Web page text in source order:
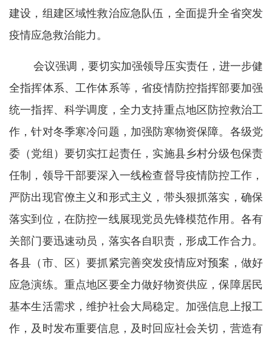
建设，组建区域性救治应急队伍，全面提升全省突发
疫情应急救治能力。
会议强调，要切实加强领导压实责任，进一步健
全指挥体系、工作体系等，省疫情防控指挥部要加强
统一指挥、科学调度，全力支持重点地区防控救治工
作，针对冬季寒冷问题，加强防寒物资保障。各级党
委（党组）要切实扛起责任，实施县乡村分级包保责
任制，领导干部要深入一线检查督导疫情防控工作，
严防出现官僚主义和形式主义，带头狠抓落实，确保
落实到位，在防控一线展现党员先锋模范作用。各有
关部门要迅速动员，落实各自职责，形成工作合力。
各县（市、区）要抓紧完善突发疫情应对预案，做好
应急演练。重点地区要全力做好物资供应，保障居民
基本生活需求，维护社会大局稳定。加强信息上报工
作，及时发布重要信息，及时回应社会关切，营造有